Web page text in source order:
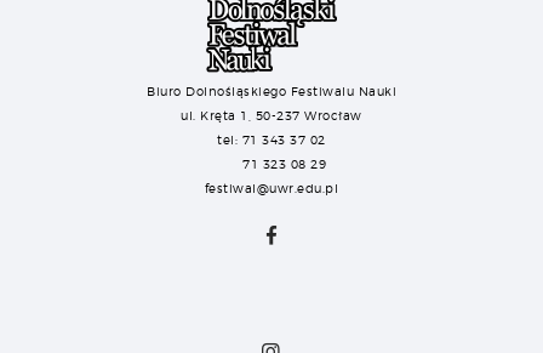
Biuro Dolnośląskiego Festiwalu Nauki
ul. Kręta 1, 50-237 Wrocław
tel: 71 343 37 02
71 323 08 29
festiwal@uwr.edu.pl